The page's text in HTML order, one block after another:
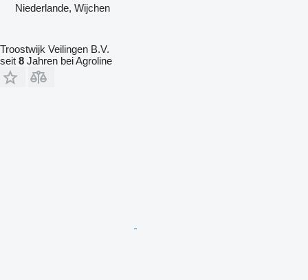
Niederlande, Wijchen
Troostwijk Veilingen B.V.
seit 8 Jahren bei Agroline